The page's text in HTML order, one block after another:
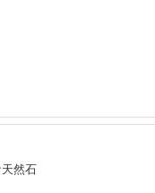
然石